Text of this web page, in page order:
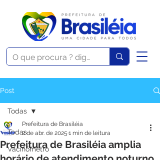
Post
Todas
Vacinômetro
Todas
Prefeitura de Brasiléia amplia
Prefeitura de Brasiléia
2 de abr. de 2025 1 min de leitura